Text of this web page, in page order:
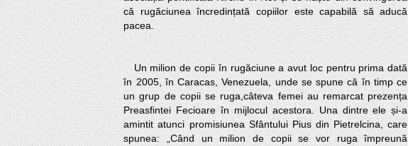
că rugăciunea încredințată copiilor este capabilă să aducă
pacea.
   Un milion de copii în rugăciune a avut loc pentru prima dată
în 2005, în Caracas, Venezuela, unde se spune că în timp ce
un grup de copii se ruga,câteva femei au remarcat prezența
Preasfintei Fecioare în mijlocul acestora. Una dintre ele și-a
amintit atunci promisiunea Sfântului Pius din Pietrelcina, care
spunea: „Când un milion de copii se vor ruga împreună